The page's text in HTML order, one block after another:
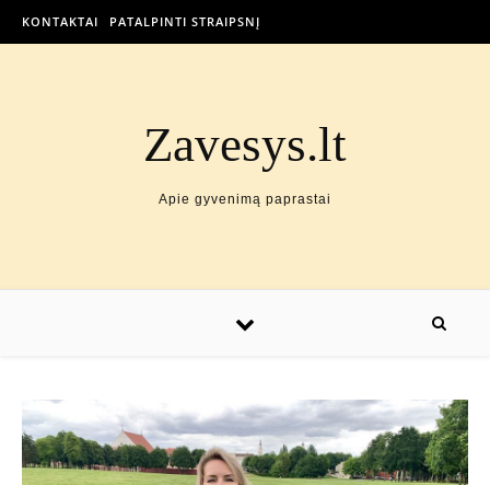
KONTAKTAI PATALPINTI STRAIPSNĮ
Zavesys.lt
Apie gyvenimą paprastai